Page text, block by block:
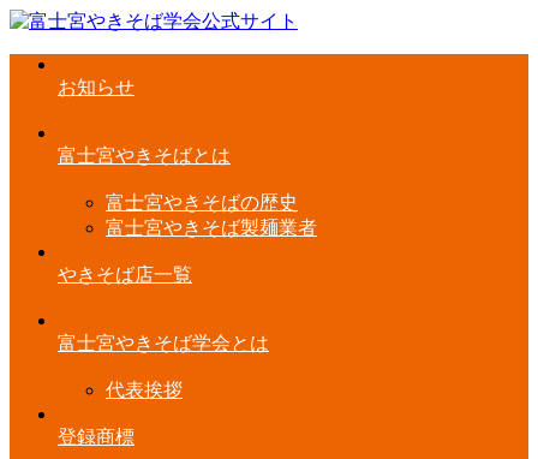
お知らせ
富士宮やきそばとは
富士宮やきそばの歴史
富士宮やきそば製麺業者
やきそば店一覧
富士宮やきそば学会とは
代表挨拶
登録商標